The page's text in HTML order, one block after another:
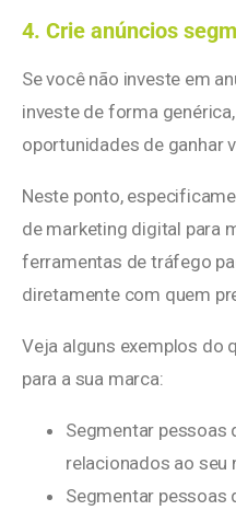
4. Crie anúncios
Se você não investe em
investe de forma
oportunidades de ganhar
Neste ponto,
de marketing digital para
ferramentas de tráfego
diretamente com quem
Veja alguns exemplos do
para a sua marca:
Segmentar pessoas
relacionados ao seu
Segmentar pessoas